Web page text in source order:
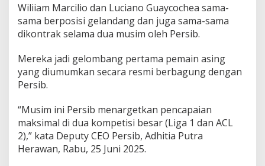
o
r
n
e
m
B
a
r
u
Wiliiam Marcilio dan Luciano Guaycochea sama-
sama berposisi gelandang dan juga sama-sama
dikontrak selama dua musim oleh Persib.
Mereka jadi gelombang pertama pemain asing
yang diumumkan secara resmi berbagung dengan
Persib.
“Musim ini Persib menargetkan pencapaian
maksimal di dua kompetisi besar (Liga 1 dan ACL
2),” kata Deputy CEO Persib, Adhitia Putra
Herawan, Rabu, 25 Juni 2025.